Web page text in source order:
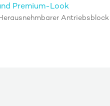
Premium-Look
Antriebsblock |